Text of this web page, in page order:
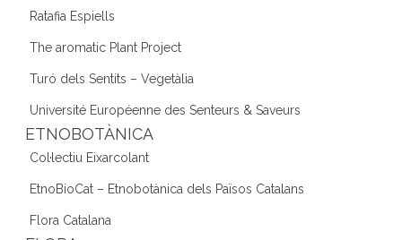
Ratafia Espiells
The aromatic Plant Project
Turó dels Sentits – Vegetàlia
Université Européenne des Senteurs & Saveurs
ETNOBOTÀNICA
Col·lectiu Eixarcolant
EtnoBioCat – Etnobotànica dels Països Catalans
Flora Catalana